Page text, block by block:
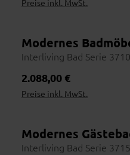
Wohnbeispiel
Preise inkl. MwSt.
Wohnbeispiel
Modernes
Interliving Bad Serie 3710
Regulärer Preis:
2.088,00 €
Preise inkl. MwSt.
Modernes
Interliving Bad Serie 3715